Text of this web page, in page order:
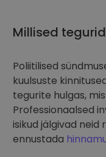
Millised
Poliitilised
kuulsuste
tegurite hulgas,
Professionaalsed
isikud jälgivad neid
ennustada